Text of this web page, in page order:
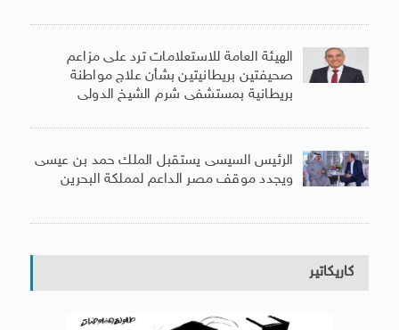
الهيئة العامة للاستعلامات ترد على مزاعم
صحيفتين بريطانيتين بشأن علاج مواطنة
بريطانية بمستشفى شرم الشيخ الدولى
الرئيس السيسى يستقبل الملك حمد بن عيسى
ويجدد موقف مصر الداعم لمملكة البحرين
كاريكاتير